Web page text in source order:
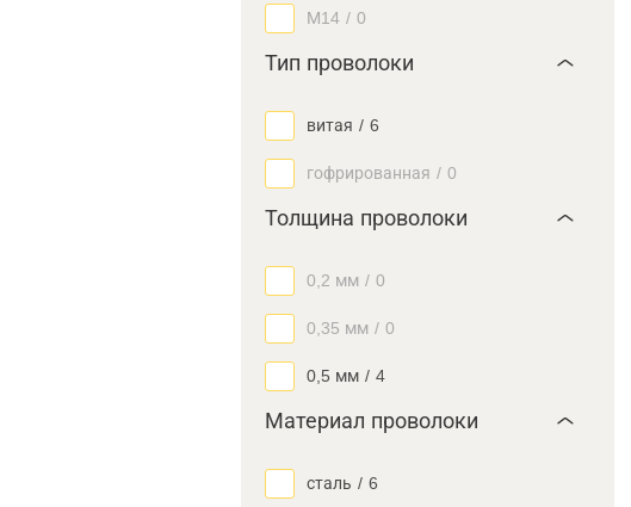
М14 / 0
Тип проволоки
витая / 6
гофрированная / 0
Толщина проволоки
0,2 мм / 0
0,35 мм / 0
0,5 мм / 4
Материал проволоки
сталь / 6